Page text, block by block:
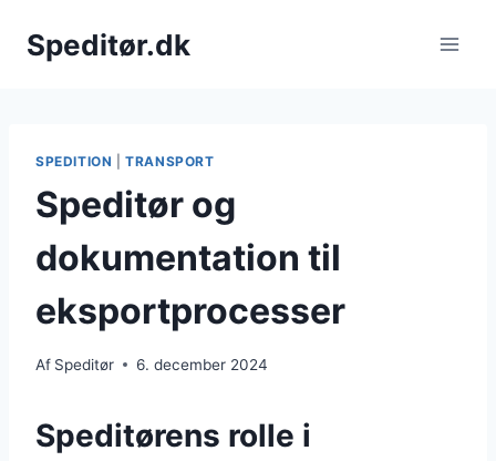
Speditør.dk
SPEDITION |TRANSPORT
Speditør og
dokumentation til
eksportprocesser
Af Speditør 6. december 2024
Speditørens rolle i